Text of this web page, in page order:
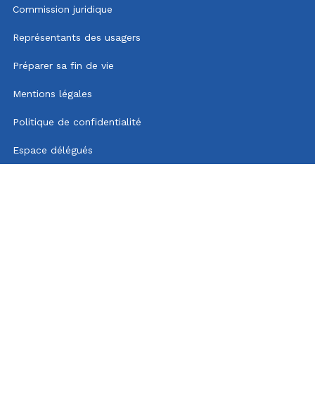
Commission juridique
Représentants des usagers
Préparer sa fin de vie
Mentions légales
Politique de confidentialité
Espace délégués